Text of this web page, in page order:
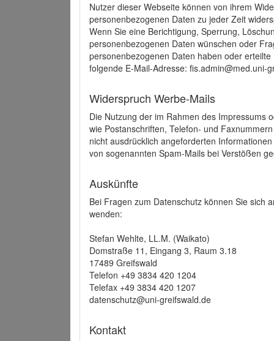
Nutzer dieser Webseite können von ihrem
personenbezogenen Daten zu jeder Zeit
Wenn Sie eine Berichtigung, Sperrung,
personenbezogenen Daten wünschen oder
personenbezogenen Daten haben oder
folgende E-Mail-Adresse: fis.admin@med.uni-
Widerspruch Werbe-Mails
Die Nutzung der im Rahmen des Impressums
wie Postanschriften, Telefon- und
nicht ausdrücklich angeforderten
von sogenannten Spam-Mails bei Verstößen
Auskünfte
Bei Fragen zum Datenschutz können Sie sich
wenden:
Stefan Wehlte, LL.M. (Waikato)
Domstraße 11, Eingang 3, Raum 3.18
17489 Greifswald
Telefon +49 3834 420 1204
Telefax +49 3834 420 1207
datenschutz@uni-greifswald.de
Kontakt